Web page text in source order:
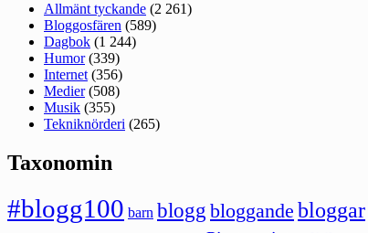
Allmänt tyckande (2 261)
Bloggosfären (589)
Dagbok (1 244)
Humor(339)
Internet (356)
Medier(508)
Musik (355)
Tekniknörderi (265)
Taxonomin
#blogg100 barn blogg bloggande bloggar